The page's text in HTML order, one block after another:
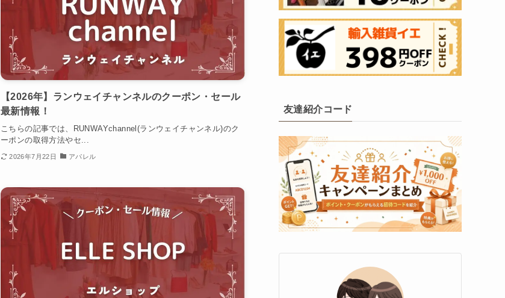
【2026年】ランウェイチャンネルのクーポン・セール
最新情報！
こちらの記事では、RUNWAYchannel(ランウェイチャンネル)のク
ーポンの取得方法やセ...
2026年7月22日 アパレル
友達紹介コード